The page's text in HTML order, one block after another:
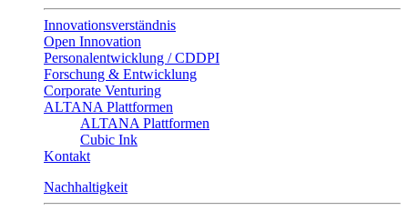
Innovationsverständnis
Open Innovation
Personalentwicklung / CDDPI
Forschung & Entwicklung
Corporate Venturing
ALTANA Plattformen
ALTANA Plattformen
Cubic Ink
Kontakt
Nachhaltigkeit